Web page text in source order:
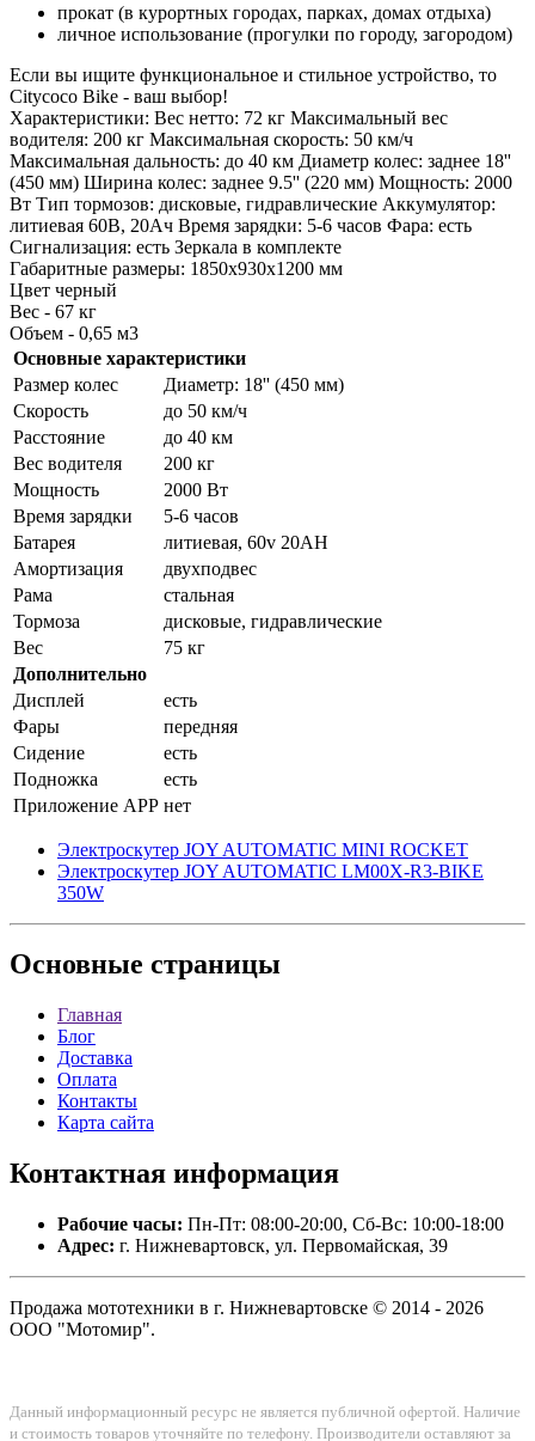
прокат (в курортных городах, парках, домах отдыха)
личное использование (прогулки по городу, загородом)
Если вы ищите функциональное и стильное устройство, то
Citycoco Bike - ваш выбор!
Характеристики: Вес нетто: 72 кг Максимальный вес
водителя: 200 кг Максимальная скорость: 50 км/ч
Максимальная дальность: до 40 км Диаметр колес: заднее 18''
(450 мм) Ширина колес: заднее 9.5'' (220 мм) Мощность: 2000
Вт Тип тормозов: дисковые, гидравлические Аккумулятор:
литиевая 60В, 20Ач Время зарядки: 5-6 часов Фара: есть
Сигнализация: есть Зеркала в комплекте
Габаритные размеры: 1850х930х1200 мм
Цвет черный
Вес - 67 кг
Объем - 0,65 м3
Основные характеристики
Размер колес
Диаметр: 18'' (450 мм)
Скорость
до 50 км/ч
Расстояние
до 40 км
Вес водителя
200 кг
Мощность
2000 Вт
Время зарядки
5-6 часов
Батарея
литиевая, 60v 20AH
Амортизация
двухподвес
Рама
стальная
Тормоза
дисковые, гидравлические
Вес
75 кг
Дополнительно
Дисплей
есть
Фары
передняя
Сидение
есть
Подножка
есть
Приложение APP нет
Электроскутер JOY AUTOMATIC MINI ROCKET
Электроскутер JOY AUTOMATIC LM00X-R3-BIKE
350W
Основные страницы
Главная
Блог
Доставка
Оплата
Контакты
Карта сайта
Контактная информация
Рабочие часы: Пн-Пт: 08:00-20:00, Сб-Вс: 10:00-18:00
Адрес: г. Нижневартовск, ул. Первомайская, 39
Продажа мототехники в г. Нижневартовске © 2014 - 2026
ООО "Мотомир".
Данный информационный ресурс не является публичной офертой. Наличие
и стоимость товаров уточняйте по телефону. Производители оставляют за